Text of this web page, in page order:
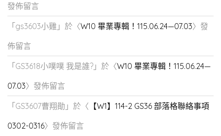
發佈留言
「 gs3603小雞 」於〈W10 畢業專輯！115.06.24—07.03〉發
佈留言
「 GS3618小噗噗 我是誰? 」於〈W10 畢業專輯！115.06.24—
07.03〉發佈留言
「 GS3607曹翔勛 」於〈 【W1】114-2 GS36 部落格聯絡事項
0302-0316〉發佈留言